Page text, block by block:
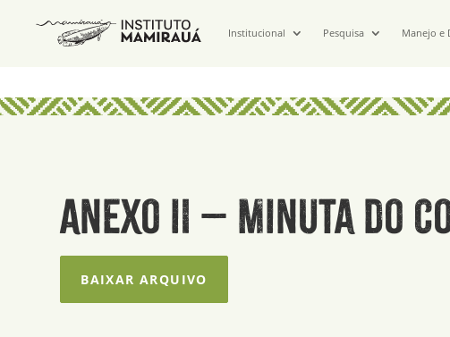
Institucional Pesquisa Manejo e
Anexo II – Minuta do
BAIXAR ARQUIVO